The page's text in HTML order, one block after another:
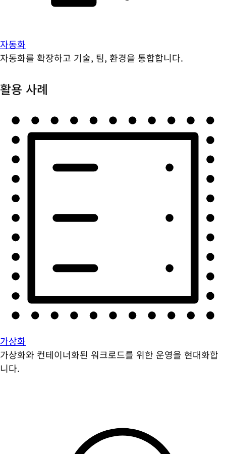
자동화
자동화를 확장하고 기술, 팀, 환경을 통합합니다.
활용 사례
가상화
가상화와 컨테이너화된 워크로드를 위한 운영을 현대화합
니다.